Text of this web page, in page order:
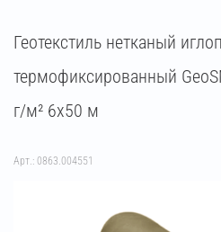
Геотекстиль нетканый
термофиксированный
г/м² 6х50 м
Арт.: 0863.004551